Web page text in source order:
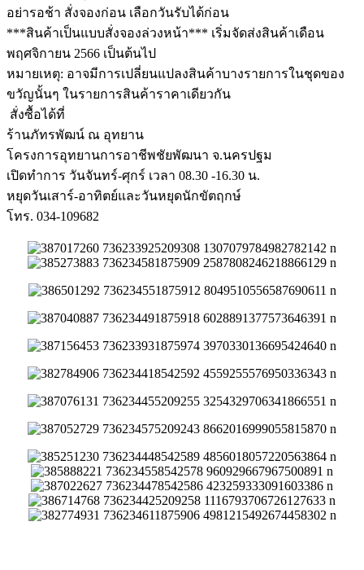
อย่ารอช้า สั่งจองก่อน เลือกวันรับได้ก่อน
***สินค้าเป็นแบบสั่งจองล่วงหน้า*** เริ่มจัดส่งสินค้าเดือน
พฤศจิกายน 2566 เป็นต้นไป
หมายเหตุ: อาจมีการเปลี่ยนแปลงสินค้าบางรายการในชุดของ
ขวัญนั้นๆ ในรายการสินค้าราคาเดียวกัน
สั่งซื้อได้ที่
ร้านภัทรพัฒน์ ณ อุทยาน
โครงการอุทยานการอาชีพชัยพัฒนา จ.นครปฐม
เปิดทำการ วันจันทร์-ศุกร์ เวลา 08.30 -16.30 น.
หยุดวันเสาร์-อาทิตย์และวันหยุดนักขัตฤกษ์
โทร. 034-109682